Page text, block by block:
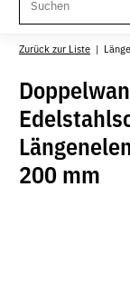
Zurück zur Liste
200 mm